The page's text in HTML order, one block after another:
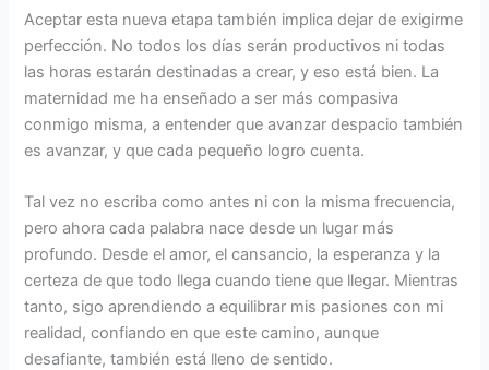
Aceptar esta nueva etapa también implica dejar de exigirme
perfección. No todos los días serán productivos ni todas
las horas estarán destinadas a crear, y eso está bien. La
maternidad me ha enseñado a ser más compasiva
conmigo misma, a entender que avanzar despacio también
es avanzar, y que cada pequeño logro cuenta.
Tal vez no escriba como antes ni con la misma frecuencia,
pero ahora cada palabra nace desde un lugar más
profundo. Desde el amor, el cansancio, la esperanza y la
certeza de que todo llega cuando tiene que llegar. Mientras
tanto, sigo aprendiendo a equilibrar mis pasiones con mi
realidad, confiando en que este camino, aunque
desafiante, también está lleno de sentido.